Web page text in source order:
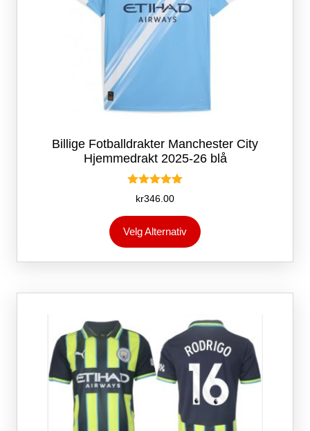
Billige Fotballdrakter Manchester City
Hjemmedrakt 2025-26 blå
Vurdert
5.00
av 5
kr346.00
Velg Alternativ
produktet
flere
Alternativene
velges
på
produktsiden